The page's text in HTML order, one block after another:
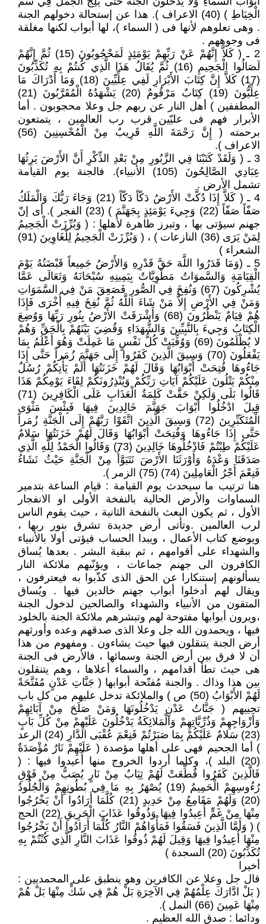
الْخِيَاطِ ) (40) الاعراف ). هذا عن إستحالة دخولهم الجنة
. وهى تعلوهم لأنها فى ( السماء )، لها أبواب لكنها مغلقة
فى وجوههم .
2 ـ ( كَلاَّ إِنَّهُمْ عَنْ رَبِّهِمْ يَوْمَئِذٍ لَمَحْجُوبُونَ (15) ثُمَّ إِنَّهُمْ
لَصَالُوا الْجَحِيمِ (16) ثُمَّ يُقَالُ هَذَا الَّذِي كُنتُمْ بِهِ تُكَذِّبُونَ
(17) كَلاَّ إِنَّ كِتَابَ الأَبْرَارِ لَفِي عِلِّيِّينَ (18) وَمَا أَدْرَاكَ مَا
عِلِّيُّونَ (19) كِتَابٌ مَرْقُومٌ (20) يَشْهَدُهُ الْمُقَرَّبُونَ (21)
المطففين ) أهل النار عن ربهم جل وعلا محجوبون . أما
الأبرار فهم فى عليّين قرب رب العالمين ، يتمتعون
برحمته ( إِنَّ رَحْمَةَ اللَّهِ قَرِيبٌ مِنْ الْمُحْسِنِينَ (56)
الاعراف ).
3 ـ ( وَلَقَدْ كَتَبْنَا فِي الزَّبُورِ مِنْ بَعْدِ الذِّكْرِ أَنَّ الأَرْضَ يَرِثُهَا
عِبَادِي الصَّالِحُونَ (105) الأنبياء). فالجنة يوم القيامة
تشمل الأرض .
4 ـ ( كَلاَّ إِذَا دُكَّتْ الأَرْضُ دَكّاً دَكّاً (21) وَجَاءَ رَبُّكَ وَالْمَلَكُ
صَفّاً صَفّاً (22) وَجِيءَ يَوْمَئِذٍ بِجَهَنَّمَ ) (23) الفجر ). أى إنّ
جهنم سيؤتى بها ، وتبرز ظاهرة لأهلها : ( وَبُرِّزَتْ الْجَحِيمُ
لِمَنْ يَرَى (36) النازعات ) ، ( وَبُرِّزَتْ الْجَحِيمُ لِلْغَاوِينَ (91)
الشعراء )
5 ـ (وَمَا قَدَرُوا اللَّهَ حَقَّ قَدْرِهِ وَالأَرْضُ جَمِيعاً قَبْضَتُهُ يَوْمَ
الْقِيَامَةِ وَالسَّموَاتُ مَطْوِيَّاتٌ بِيَمِينِهِ سُبْحَانَهُ وَتَعَالَى عَمَّا
يُشْرِكُونَ (67) وَنُفِخَ فِي الصُّورِ فَصَعِقَ مَنْ فِي السَّمَوَاتِ
وَمَنْ فِي الأَرْضِ إِلاَّ مَنْ شَاءَ اللَّهُ ثُمَّ نُفِخَ فِيهِ أُخْرَى فَإِذَا
هُمْ قِيَامٌ يَنْظُرُونَ (68) وَأَشْرَقَتْ الأَرْضُ بِنُورِ رَبِّهَا وَوُضِعَ
الْكِتَابُ وَجِيءَ بِالنَّبِيِّينَ وَالشُّهَدَاءِ وَقُضِيَ بَيْنَهُمْ بِالْحَقِّ وَهُمْ
لا يُظْلَمُونَ (69) وَوُفِّيَتْ كُلُّ نَفْسٍ مَا عَمِلَتْ وَهُوَ أَعْلَمُ بِمَا
يَفْعَلُونَ (70) وَسِيقَ الَّذِينَ كَفَرُوا إِلَى جَهَنَّمَ زُمَراً حَتَّى إِذَا
جَاءُوهَا فُتِحَتْ أَبْوَابُهَا وَقَالَ لَهُمْ خَزَنَتُهَا أَلَمْ يَأْتِكُمْ رُسُلٌ
مِنْكُمْ يَتْلُونَ عَلَيْكُمْ آيَاتِ رَبِّكُمْ وَيُنْذِرُونَكُمْ لِقَاءَ يَوْمِكُمْ هَذَا
قَالُوا بَلَى وَلَكِنْ حَقَّتْ كَلِمَةُ الْعَذَابِ عَلَى الْكَافِرِينَ (71)
قِيلَ ادْخُلُوا أَبْوَابَ جَهَنَّمَ خَالِدِينَ فِيهَا فَبِئْسَ مَثْوَى
الْمُتَكَبِّرِينَ (72) وَسِيقَ الَّذِينَ اتَّقَوْا رَبَّهُمْ إِلَى الْجَنَّةِ زُمَراً
حَتَّى إِذَا جَاءُوهَا وَفُتِحَتْ أَبْوَابُهَا وَقَالَ لَهُمْ خَزَنَتُهَا سَلامٌ
عَلَيْكُمْ طِبْتُمْ فَادْخُلُوهَا خَالِدِينَ (73) وَقَالُوا الْحَمْدُ لِلَّهِ الَّذِي
صَدَقَنَا وَعْدَهُ وَأَوْرَثَنَا الأَرْضَ نَتَبَوَّأُ مِنْ الْجَنَّةِ حَيْثُ نَشَاءُ
فَنِعْمَ أَجْرُ الْعَامِلِينَ (74) (75) الزمر ).
هنا ترتيب ما سيحدث يوم القيامة : قيام الساعة بتدمير
السماوات والأرض الحالية بالنفخة الأولى او الانفجار
الأول ، ثم يكون البعث بالنفخة الثانية ، حيث يقوم الناس
لرب العالمين .وتأتى أرض جديدة تشرق بنور ربها ،
ويوضع كتاب الأعمال ، ويبدا الحساب فيؤتى أولا بالأنبياء
والشهداء على أقوامهم ، ثم ببقية البشر . بعدها يُساق
الكافرون الى جهنم جماعات ، ويؤنّبهم ملائكة النار
يسألونهم إستنكارا عن الحق الذى كذّبوا به فيعترفون ،
ويقال لهم أدخلوا أبواب جهنم خالدين فيها . ويُساق
المتقون من الأنبياء والشهداء والصالحين لدخول الجنة
،ويرون أبوابها مفتوحة لهم وتبشرهم ملائكة الجنة بالخلود
فيها ، ويحمدون الله جل وعلا الذى صدقهم وعده وأورثهم
أرض الجنة يتنقلون فيها حيث يشاءون . ومفهوم من هذا
أن لا فرق بين أرض الجنة وسمائها ، فالأرض فى الجنة
هى حيث تطأ أقدامهم ، والسماء أعلاها ، وهم يتنقلون
بين هذا وذاك . والجنة مُفتّحة أبوابها ( جَنَّاتِ عَدْنٍ مُفَتَّحَةً
لَهُمْ الأَبْوَابُ (50) ص ) والملائكة تدخل عليهم من كل باب
تحييهم ( جَنَّاتُ عَدْنٍ يَدْخُلُونَهَا وَمَنْ صَلَحَ مِنْ آبَائِهِمْ
وَأَزْوَاجِهِمْ وَذُرِّيَّاتِهِمْ وَالْمَلائِكَةُ يَدْخُلُونَ عَلَيْهِمْ مِنْ كُلِّ بَابٍ
(23) سَلامٌ عَلَيْكُمْ بِمَا صَبَرْتُمْ فَنِعْمَ عُقْبَى الدَّارِ (24) الرعد
) أما الجحيم فهى على أهلها مؤصدة ( عَلَيْهِمْ نَارٌ مُؤْصَدَةٌ
(20) البلد )، وكلما أردوا الخروج منها أُعيدوا فيها : (
فَالَّذِينَ كَفَرُوا قُطِّعَتْ لَهُمْ ثِيَابٌ مِنْ نَارٍ يُصَبُّ مِنْ فَوْقِ
رُءُوسِهِمْ الْحَمِيمُ (19) يُصْهَرُ بِهِ مَا فِي بُطُونِهِمْ وَالْجُلُودُ
(20) وَلَهُمْ مَقَامِعُ مِنْ حَدِيدٍ (21) كُلَّمَا أَرَادُوا أَنْ يَخْرُجُوا
مِنْهَا مِنْ غَمٍّ أُعِيدُوا فِيهَا وَذُوقُوا عَذَابَ الْحَرِيقِ (22) الحج
) ( وَأَمَّا الَّذِينَ فَسَقُوا فَمَأْوَاهُمْ النَّارُ كُلَّمَا أَرَادُوا أَنْ يَخْرُجُوا
مِنْهَا أُعِيدُوا فِيهَا وَقِيلَ لَهُمْ ذُوقُوا عَذَابَ النَّارِ الَّذِي كُنْتُمْ بِهِ
تُكَذِّبُونَ (20) السجدة )
أخيرا
قال جل وعلا عن الكافرين وهو ينطبق على المحمديين :
( بَلْ ادَّارَكَ عِلْمُهُمْ فِي الآخِرَةِ بَلْ هُمْ فِي شَكٍّ مِنْهَا بَلْ هُمْ
مِنْهَا عَمِينَ (66) النمل ).
ودائما : صدق الله العظيم .